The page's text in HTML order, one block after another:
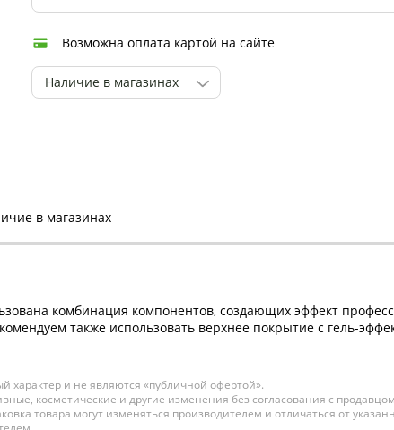
Возможна оплата картой на сайте
Наличие в магазинах
в магазинах
комбинация компонентов, создающих эффект
также использовать верхнее покрытие с гель-
характер и не являются «публичной офертой».
косметические и другие изменения без согласования с
товара могут изменяться производителем и отличаться от